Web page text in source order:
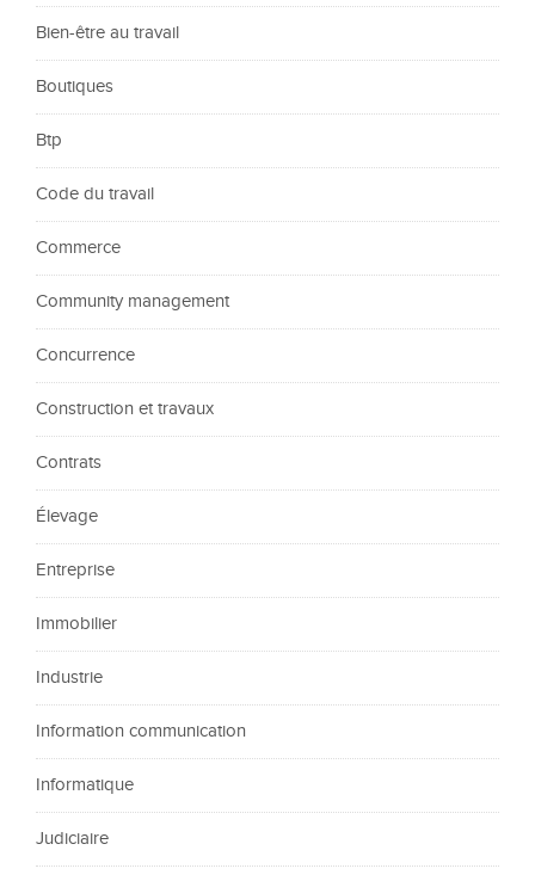
Bien-être au travail
Boutiques
Btp
Code du travail
Commerce
Community management
Concurrence
Construction et travaux
Contrats
Élevage
Entreprise
Immobilier
Industrie
Information communication
Informatique
Judiciaire